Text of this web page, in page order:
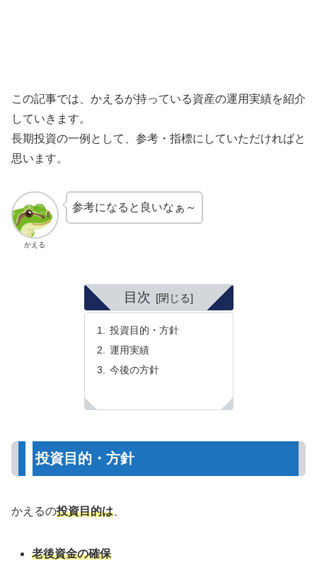
この記事では、かえるが持っている資産の運用実績を紹介
していきます。
長期投資の一例として、参考・指標にしていただければと
思います。
かえる
参考になると良いなぁ～
目次
投資目的・方針
運用実績
今後の方針
投資目的・方針
かえるの投資目的は、
老後資金の確保